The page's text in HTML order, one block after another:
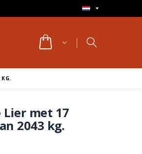
Lier met 17
2043 kg.